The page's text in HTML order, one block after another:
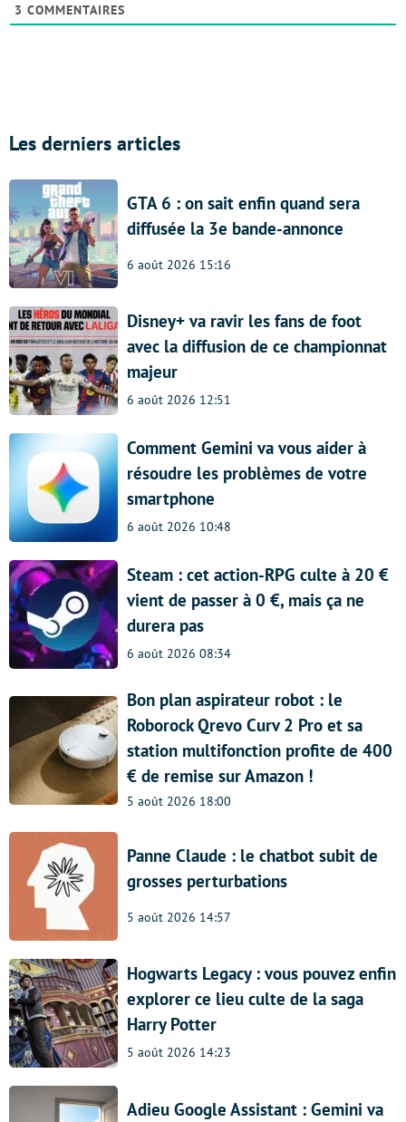
3 COMMENTAIRES
Les derniers articles
GTA 6 : on sait enfin quand sera
diffusée la 3e bande-annonce
6 août 2026 15:16
Disney+ va ravir les fans de foot
avec la diffusion de ce championnat
majeur
6 août 2026 12:51
Comment Gemini va vous aider à
résoudre les problèmes de votre
smartphone
6 août 2026 10:48
Steam : cet action-RPG culte à 20 €
vient de passer à 0 €, mais ça ne
durera pas
6 août 2026 08:34
Bon plan aspirateur robot : le
Roborock Qrevo Curv 2 Pro et sa
station multifonction profite de 400
€ de remise sur Amazon !
5 août 2026 18:00
Panne Claude : le chatbot subit de
grosses perturbations
5 août 2026 14:57
Hogwarts Legacy : vous pouvez enfin
explorer ce lieu culte de la saga
Harry Potter
5 août 2026 14:23
Adieu Google Assistant : Gemini va